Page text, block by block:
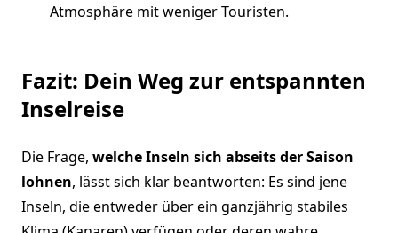
Atmosphäre mit weniger Touristen.
Fazit: Dein Weg zur entspannten
Inselreise
Die Frage, welche Inseln sich abseits der Saison
lohnen, lässt sich klar beantworten: Es sind jene
Inseln, die entweder über ein ganzjährig stabiles